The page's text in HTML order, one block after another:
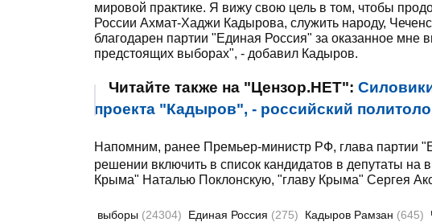
мировой практике. Я вижу свою цель в том, чтобы
России Ахмат-Хаджи Кадырова, служить народу,
благодарен партии "Единая Россия" за оказанное мне
предстоящих выборах", - добавил Кадыров.
Читайте также на "Цензор.НЕТ":
проекта "Кадыров", - российский
Напомним, ранее Премьер-министр РФ, глава партии
решении включить в список кандидатов в депутаты на
Крыма" Наталью Поклонскую, "главу Крыма" Сергея
выборы (24304) Единая Россия (275) Кадыров Рамзан (645)